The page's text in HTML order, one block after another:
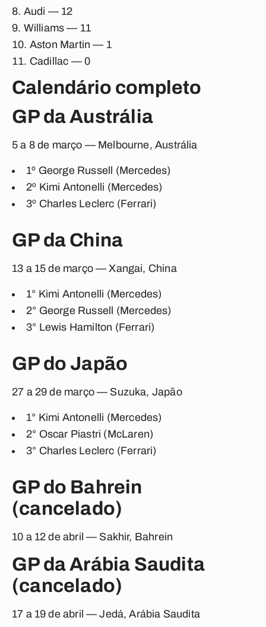
Audi — 12
Williams — 11
Aston Martin — 1
Cadillac — 0
Calendário completo
GP da Austrália
5 a 8 de março — Melbourne, Austrália
1º George Russell (Mercedes)
2º Kimi Antonelli (Mercedes)
3º Charles Leclerc (Ferrari)
GP da China
13 a 15 de março — Xangai, China
1° Kimi Antonelli (Mercedes)
2° George Russell (Mercedes)
3° Lewis Hamilton (Ferrari)
GP do Japão
27 a 29 de março — Suzuka, Japão
1° Kimi Antonelli (Mercedes)
2° Oscar Piastri (McLaren)
3° Charles Leclerc (Ferrari)
GP do Bahrein
(cancelado)
10 a 12 de abril — Sakhir, Bahrein
GP da Arábia Saudita
(cancelado)
17 a 19 de abril — Jedá, Arábia Saudita